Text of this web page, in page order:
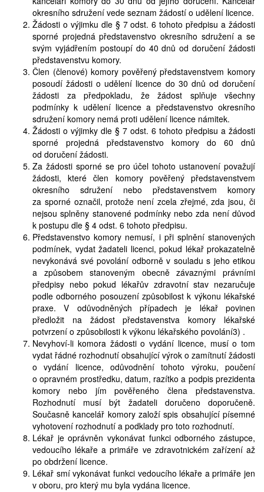
okresního sdružení vede seznam žádostí o udělení licence.
Žádosti o výjimku dle § 7 odst. 6 tohoto předpisu a žádosti
sporné projedná představenstvo okresního sdružení a se
svým vyjádřením postoupí do 40 dnů od doručení žádosti
představenstvu komory.
Člen (členové) komory pověřený představenstvem komory
posoudí žádosti o udělení licence do 30 dnů od doručení
žádosti za předpokladu, že žádost splňuje všechny
podmínky k udělení licence a představenstvo okresního
sdružení komory nemá proti udělení licence námitek.
Žádosti o výjimky dle § 7 odst. 6 tohoto předpisu a žádosti
sporné projedná představenstvo komory do 60 dnů
od doručení žádosti.
Za žádosti sporné se pro účel tohoto ustanovení považují
žádosti, které člen komory pověřený představenstvem
okresního sdružení nebo představenstvem komory
za sporné označil, protože není zcela zřejmé, zda jsou, či
nejsou splněny stanovené podmínky nebo zda není důvod
k postupu dle § 4 odst. 6 tohoto předpisu.
Představenstvo komory nemusí, i při splnění stanovených
podmínek, vydat žadateli licenci, pokud lékař prokazatelně
nevykonává své povolání odborně v souladu s jeho etikou
a způsobem stanoveným obecně závaznými právními
předpisy nebo pokud lékařův zdravotní stav nezaručuje
podle odborného posouzení způsobilost k výkonu lékařské
praxe. V odůvodněných případech je lékař povinen
předložit na žádost představenstva komory lékařské
potvrzení o způsobilosti k výkonu lékařského povolání3) .
Nevyhoví-li komora žádosti o vydání licence, musí o tom
vydat řádné rozhodnutí obsahující výrok o zamítnutí žádosti
o vydání licence, odůvodnění tohoto výroku, poučení
o opravném prostředku, datum, razítko a podpis prezidenta
komory nebo jím pověřeného člena představenstva.
Rozhodnutí musí být žadateli doručeno doporučeně.
Současně kancelář komory založí spis obsahující písemné
vyhotovení rozhodnutí a podklady pro toto rozhodnutí.
Lékař je oprávněn vykonávat funkci odborného zástupce,
vedoucího lékaře a primáře ve zdravotnickém zařízení až
po obdržení licence.
Lékař smí vykonávat funkci vedoucího lékaře a primáře jen
v oboru, pro který mu byla vydána licence.